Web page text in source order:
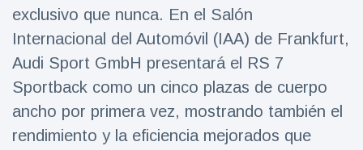
(121)
Salud y forma física
(73)
Viajes y Aventura
(77)
Últimas noticias
exclusivo que nunca. En el Salón
Internacional del Automóvil (IAA) de Frankfurt,
Audi Sport GmbH presentará el RS 7
Sportback como un cinco plazas de cuerpo
ancho por primera vez, mostrando también el
rendimiento y la eficiencia mejorados que